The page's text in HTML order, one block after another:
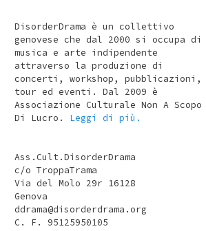
DisorderDrama è un collettivo
genovese che dal 2000 si occupa di
musica e arte indipendente
attraverso la produzione di
concerti, workshop, pubblicazioni,
tour ed eventi. Dal 2009 è
Associazione Culturale Non A Scopo
Di Lucro. Leggi di più.
Ass.Cult.DisorderDrama
c/o TroppaTrama
Via del Molo 29r 16128
Genova
ddrama@disorderdrama.org
C. F. 95125950105